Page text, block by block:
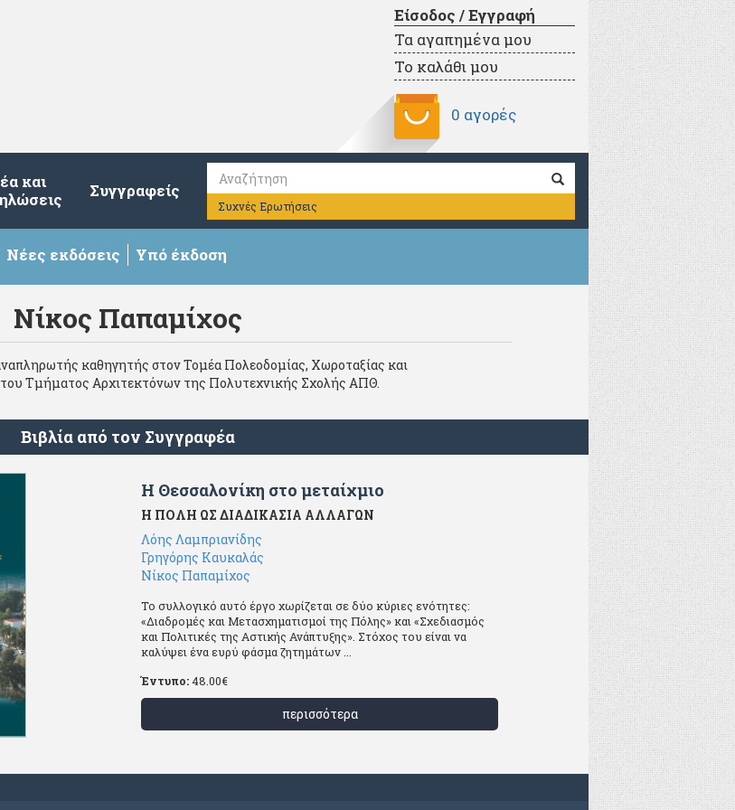
Είσοδος / Εγγραφή
Τα αγαπημένα μου
Το καλάθι μου
0 αγορές
και
Συγγραφείς
Συχνές Ερωτήσεις
Νέες εκδόσεις Υπό έκδοση
Νίκος Παπαμίχος
καθηγητής στον Τομέα Πολεοδομίας, Χωροταξίας και
Τμήματος Αρχιτεκτόνων της Πολυτεχνικής Σχολής ΑΠΘ.
Βιβλία από τον Συγγραφέα
Η Θεσσαλονίκη στο μεταίχμιο
Η ΠΟΛΗ ΩΣ ΔΙΑΔΙΚΑΣΙΑ ΑΛΛΑΓΩΝ
Λόης Λαμπριανίδης
Γρηγόρης Καυκαλάς
Νίκος Παπαμίχος
Το συλλογικό αυτό έργο χωρίζεται σε δύο κύριες ενότητες:
«Διαδρομές και Μετασχηματισμοί της Πόλης» και «Σχεδιασμός
και Πολιτικές της Αστικής Ανάπτυξης». Στόχος του είναι να
καλύψει ένα ευρύ φάσμα ζητημάτων ...
Έντυπο:48.00€
περισσότερα